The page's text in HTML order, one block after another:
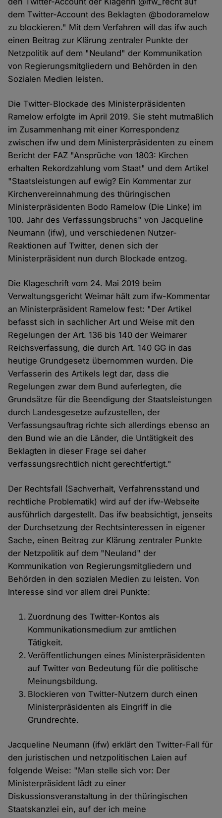
dem Twitter-Account des Beklagten @bodoramelow
zu blockieren." Mit dem Verfahren will das ifw auch
einen Beitrag zur Klärung zentraler Punkte der
Netzpolitik auf dem "Neuland" der Kommunikation
von Regierungsmitgliedern und Behörden in den
Sozialen Medien leisten.
Die Twitter-Blockade des Ministerpräsidenten
Ramelow erfolgte im April 2019. Sie steht mutmaßlich
im Zusammenhang mit einer Korrespondenz
zwischen ifw und dem Ministerpräsidenten zu einem
Bericht der FAZ "Ansprüche von 1803: Kirchen
erhalten Rekordzahlung vom Staat" und dem Artikel
"Staatsleistungen auf ewig? Ein Kommentar zur
Kirchenvereinnahmung des thüringischen
Ministerpräsidenten Bodo Ramelow (Die Linke) im
100. Jahr des Verfassungsbruchs" von Jacqueline
Neumann (ifw), und verschiedenen Nutzer-
Reaktionen auf Twitter, denen sich der
Ministerpräsident nun durch Blockade entzog.
Die Klageschrift vom 24. Mai 2019 beim
Verwaltungsgericht Weimar hält zum ifw-Kommentar
an Ministerpräsident Ramelow fest: "Der Artikel
befasst sich in sachlicher Art und Weise mit den
Regelungen der Art. 136 bis 140 der Weimarer
Reichsverfassung, die durch Art. 140 GG in das
heutige Grundgesetz übernommen wurden. Die
Verfasserin des Artikels legt dar, dass die
Regelungen zwar dem Bund auferlegten, die
Grundsätze für die Beendigung der Staatsleistungen
durch Landesgesetze aufzustellen, der
Verfassungsauftrag richte sich allerdings ebenso an
den Bund wie an die Länder, die Untätigkeit des
Beklagten in dieser Frage sei daher
verfassungsrechtlich nicht gerechtfertigt."
Der Rechtsfall (Sachverhalt, Verfahrensstand und
rechtliche Problematik) wird auf der ifw-Webseite
ausführlich dargestellt. Das ifw beabsichtigt, jenseits
der Durchsetzung der Rechtsinteressen in eigener
Sache, einen Beitrag zur Klärung zentraler Punkte
der Netzpolitik auf dem "Neuland" der
Kommunikation von Regierungsmitgliedern und
Behörden in den sozialen Medien zu leisten. Von
Interesse sind vor allem drei Punkte:
Zuordnung des Twitter-Kontos als
Kommunikationsmedium zur amtlichen
Tätigkeit.
Veröffentlichungen eines Ministerpräsidenten
auf Twitter von Bedeutung für die politische
Meinungsbildung.
Blockieren von Twitter-Nutzern durch einen
Ministerpräsidenten als Eingriff in die
Grundrechte.
Jacqueline Neumann (ifw) erklärt den Twitter-Fall für
den juristischen und netzpolitischen Laien auf
folgende Weise: "Man stelle sich vor: Der
Ministerpräsident lädt zu einer
Diskussionsveranstaltung in der thüringischen
Staatskanzlei ein, auf der ich meine